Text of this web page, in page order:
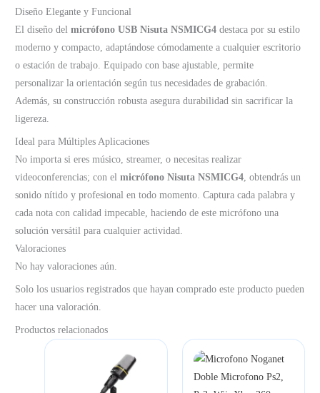
Diseño Elegante y Funcional
El diseño delmicrófono USB Nisuta NSMICG4 destaca por su estilo
moderno y compacto, adaptándose cómodamente a cualquier escritorio
o estación de trabajo. Equipado con base ajustable, permite
personalizar la orientación según tus necesidades de grabación.
Además, su construcción robusta asegura durabilidad sin sacrificar la
ligereza.
Ideal para Múltiples Aplicaciones
No importa si eres músico, streamer, o necesitas realizar
videoconferencias; con elmicrófono Nisuta NSMICG4, obtendrás un
sonido nítido y profesional en todo momento. Captura cada palabra y
cada nota con calidad impecable, haciendo de este micrófono una
solución versátil para cualquier actividad.
Valoraciones
No hay valoraciones aún.
Solo los usuarios registrados que hayan comprado este producto pueden
hacer una valoración.
Productos relacionados